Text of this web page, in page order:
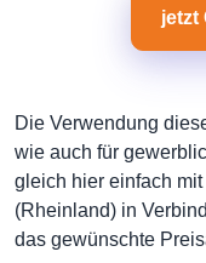
jetzt
Die Verwendung
wie auch für
gleich hier einfach
(Rheinland) in
das gewünschte